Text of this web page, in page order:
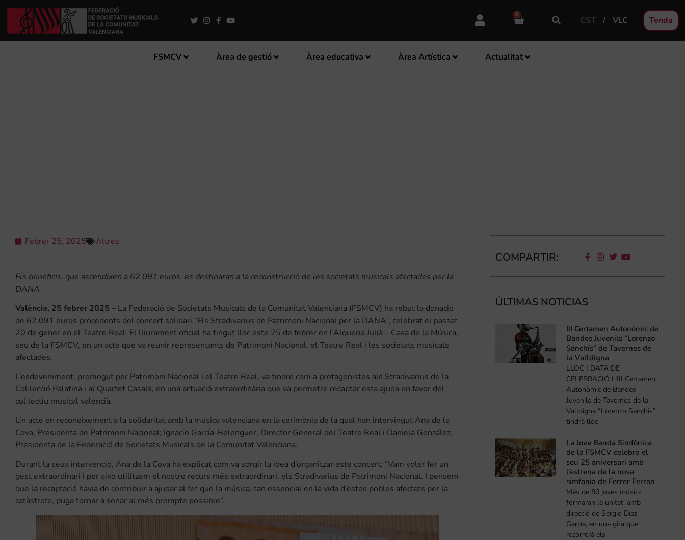
0
CST VLC Tenda
FSMCV Àrea de gestió Àrea educativa Àrea Artística Actualitat
Febrer 25, 2025 Altres
Els beneficis, que ascendixen a 62.091 euros, es destinaran a la reconstrucció de les societats musicals afectades per la
DANA
València, 25 febrer 2025 – La Federació de Societats Musicals de la Comunitat Valenciana (FSMCV) ha rebut la donació
de 62.091 euros procedents del concert solidari “Els Stradivarius de Patrimoni Nacional per la DANA”, celebrat el passat
20 de gener en el Teatre Real. El lliurament oficial ha tingut lloc este 25 de febrer en l’Alqueria Julià – Casa de la Música,
seu de la FSMCV, en un acte que va reunir representants de Patrimoni Nacional, el Teatre Real i les societats musicals
afectades.
L’esdeveniment, promogut per Patrimoni Nacional i el Teatre Real, va tindre com a protagonistes als Stradivarius de la
Col·lecció Palatina i al Quartet Casals, en una actuació extraordinària que va permetre recaptar esta ajuda en favor del
col·lectiu musical valencià.
Un acte en reconeixement a la solidaritat amb la música valenciana en la cerimònia de la qual han intervingut Ana de la
Cova, Presidenta de Patrimoni Nacional; Ignacio García-Belenguer, Director General del Teatre Real i Daniela González,
Presidenta de la Federació de Societats Musicals de la Comunitat Valenciana.
Durant la seua intervenció, Ana de la Cova ha explicat com va sorgir la idea d’organitzar este concert: “Vam voler fer un
gest extraordinari i per això utilitzem el nostre recurs més extraordinari, els Stradivarius de Patrimoni Nacional. I pensem
que la recaptació havia de contribuir a ajudar al fet que la música, tan essencial en la vida d’estos pobles afectats per la
catàstrofe, puga tornar a sonar al més prompte possible”.
COMPARTIR:
ÚLTIMAS NOTICIAS
III Certamen Autonòmic de
Bandes Juvenils “Lorenzo
Sanchís” de Tavernes de
la Valldigna
LLOC I DATA DE
CELEBRACIÓ L’III Certamen
Autonòmic de Bandes
Juvenils de Tavernes de la
Valldigna “Lorenzo Sanchis”
tindrà lloc
La Jove Banda Simfònica
de la FSMCV celebra el
seu 25 aniversari amb
l’estrena de la nova
simfonia de Ferrer Ferran
Més de 80 joves músics
formaran la unitat, amb
direcció de Sergio Díaz
García, en una gira que
recorrerà els